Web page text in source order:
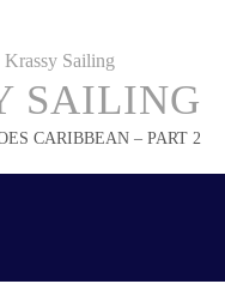
SAILING
CARIBBEAN – PART 2